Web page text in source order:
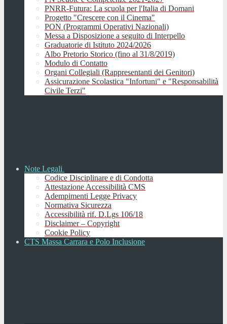
PNRR-Futura: La scuola per l'Italia di Domani
Progetto "Crescere con il Cinema"
PON (Programmi Operativi Nazionali)
Messa a Disposizione a seguito di Interpello
Graduatorie di Istituto 2024/2026
Albo Pretorio Storico (fino al 31/8/2019)
Modulo di Contatto
Organi Collegiali (Rappresentanti dei Genitori)
Assicurazione Scolastica "Infortuni" e "Responsabilità
Civile Terzi"
Note Legali
Codice Disciplinare e di Condotta
Attestazione Accessibilità CMS
Adempimenti Legge Privacy
Normativa Sicurezza
Accessibilità rif. D.Lgs 106/18
Disclaimer – Copyright
Cookie Policy
CTS Massa Carrara e Polo Inclusione